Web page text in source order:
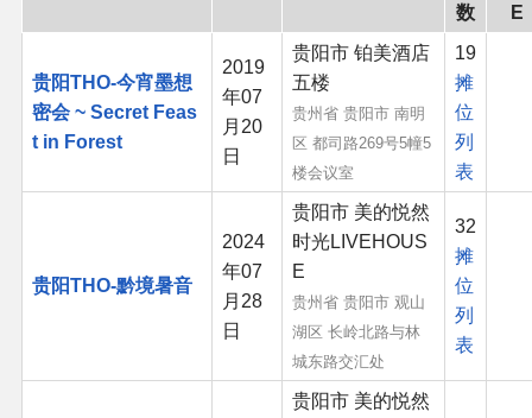
数
E
贵阳THO-今宵墨想
密会 ~ Secret Feas
t in Forest
2019
年07
月20
日
贵阳市 铂美酒店
五楼
贵州省 贵阳市 南明
区 都司路269号5幢5
楼会议室
19
摊
位
列
表
贵阳THO-黔境暑音
2024
年07
月28
日
贵阳市 美的悦然
时光LIVEHOUS
E
贵州省 贵阳市 观山
湖区 长岭北路与林
城东路交汇处
32
摊
位
列
表
贵阳市 美的悦然
其他形式同人
THB相关项目
THB策划
THB协力